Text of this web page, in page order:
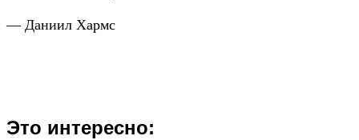
— Даниил Хармс
Это интересно: